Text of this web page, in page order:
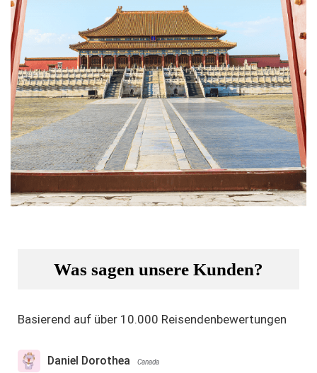
Was sagen unsere Kunden?
Basierend auf über 10.000 Reisendenbewertungen
Daniel Dorothea Canada